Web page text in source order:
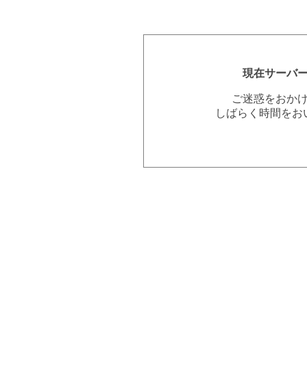
現在サーバ
ご迷惑をおか
しばらく時間を